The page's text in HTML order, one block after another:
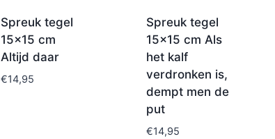
Spreuk tegel
15×15 cm
Altijd daar
€14,95
Spreuk tegel
15×15 cm Als
het kalf
verdronken is,
dempt men de
put
€14,95